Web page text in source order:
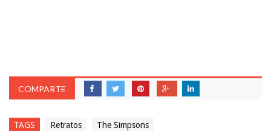
COMPARTE
TAGS Retratos The Simpsons